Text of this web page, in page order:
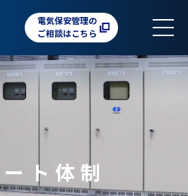
電気保安管理の
ご相談はこちら
ト体制